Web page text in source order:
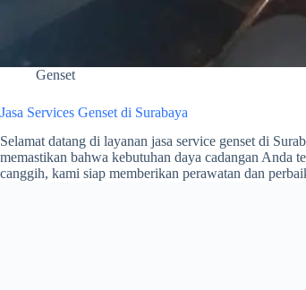
Genset
Jasa Services Genset di Surabaya
Selamat datang di layanan jasa service genset di
memastikan bahwa kebutuhan daya cadangan Anda
canggih, kami siap memberikan perawatan dan